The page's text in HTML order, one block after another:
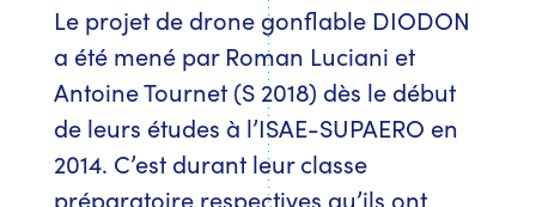
Le projet de drone gonflable DIODON
a été mené par Roman Luciani et
Antoine Tournet (S 2018) dès le début
de leurs études à l’ISAE-SUPAERO en
2014. C’est durant leur classe
préparatoire respectives qu’ils ont